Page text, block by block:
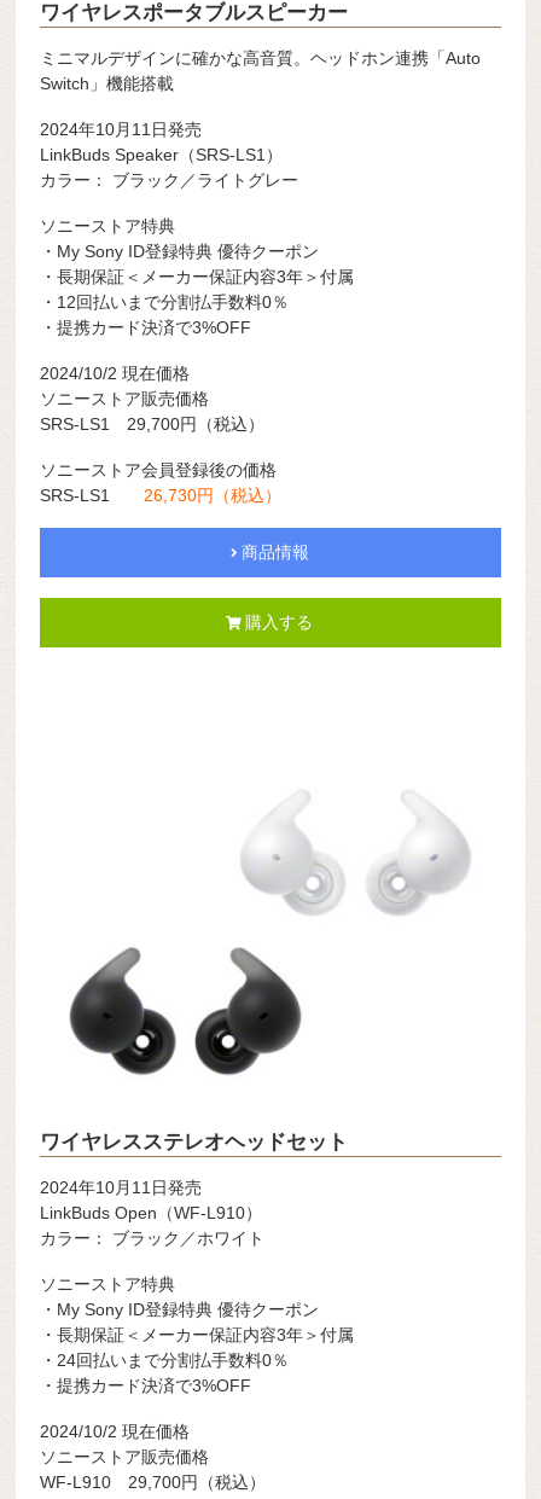
ワイヤレスポータブルスピーカー
ミニマルデザインに確かな高音質。ヘッドホン連携「Auto
Switch」機能搭載
2024年10月11日発売
LinkBuds Speaker（SRS-LS1）
カラー： ブラック／ライトグレー
ソニーストア特典
・My Sony ID登録特典 優待クーポン
・長期保証＜メーカー保証内容3年＞付属
・12回払いまで分割払手数料0％
・提携カード決済で3%OFF
2024/10/2 現在価格
ソニーストア販売価格
SRS-LS1 29,700円（税込）
ソニーストア会員登録後の価格
SRS-LS1 26,730円（税込）
商品情報
購入する
ワイヤレスステレオヘッドセット
2024年10月11日発売
LinkBuds Open（WF-L910）
カラー： ブラック／ホワイト
ソニーストア特典
・My Sony ID登録特典 優待クーポン
・長期保証＜メーカー保証内容3年＞付属
・24回払いまで分割払手数料0％
・提携カード決済で3%OFF
2024/10/2 現在価格
ソニーストア販売価格
WF-L910 29,700円（税込）